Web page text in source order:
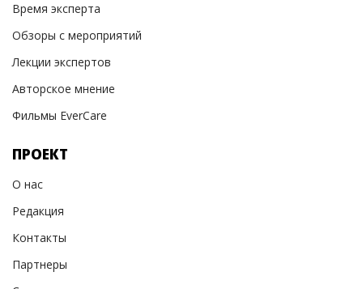
Время эксперта
Обзоры с мероприятий
Лекции экспертов
Авторское мнение
Фильмы EverCare
ПРОЕКТ
О нас
Редакция
Контакты
Партнеры